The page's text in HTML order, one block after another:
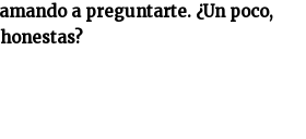
a preguntarte. ¿Un poco,